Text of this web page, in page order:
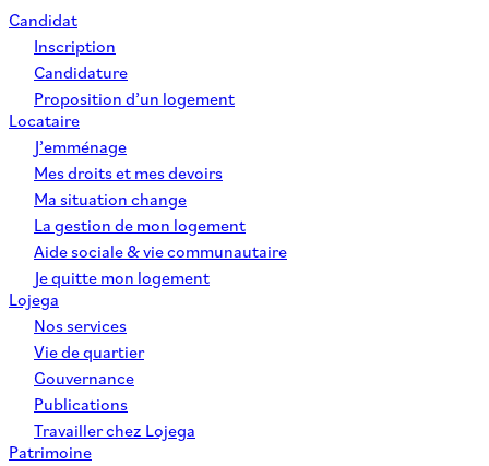
Candidat
Inscription
Candidature
Proposition d’un logement
Locataire
J’emménage
Mes droits et mes devoirs
Ma situation change
La gestion de mon logement
Aide sociale & vie communautaire
Je quitte mon logement
Lojega
Nos services
Vie de quartier
Gouvernance
Publications
Travailler chez Lojega
Patrimoine